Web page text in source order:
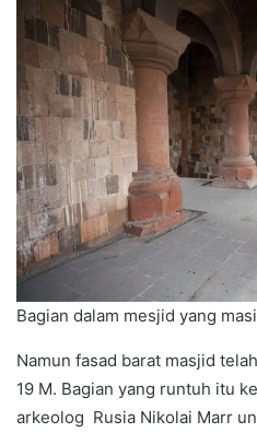
Bagian dalam mesjid yang
Namun fasad barat masjid
19 M. Bagian yang runtuh itu
arkeolog Rusia Nikolai Marr